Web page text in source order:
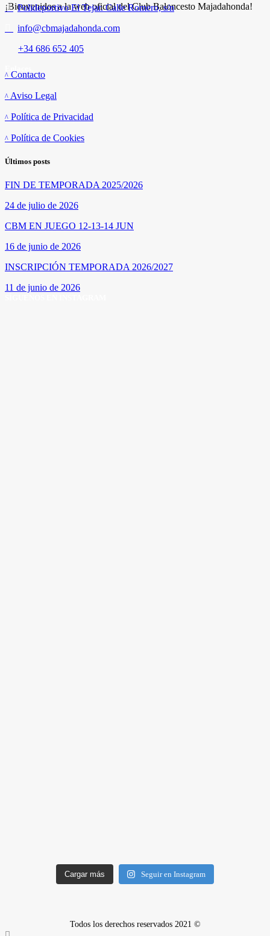
¡Bienvenidos a la web oficial del Club Baloncesto Majadahonda!
Polideportivo El Tejar. Calle Romero, s/n
info@cbmajadahonda.com
+34 686 652 405
Contacto
Aviso Legal
Política de Privacidad
Política de Cookies
Últimos posts
FIN DE TEMPORADA 2025/2026
24 de julio de 2026
CBM EN JUEGO 12-13-14 JUN
16 de junio de 2026
INSCRIPCIÓN TEMPORADA 2026/2027
11 de junio de 2026
Cargar más Seguir en Instagram
Todos los derechos reservados 2021 ©